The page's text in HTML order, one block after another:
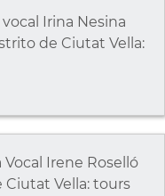
Irina Nesina
de Ciutat Vella:
Irene Roselló
Vella: tours